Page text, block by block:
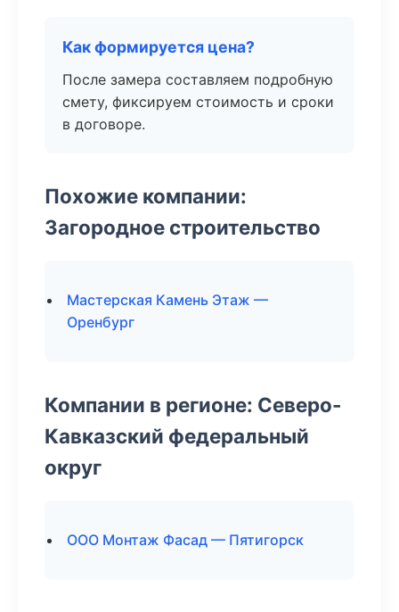
Как формируется цена?
После замера составляем подробную
смету, фиксируем стоимость и сроки
в договоре.
Похожие компании:
Загородное строительство
Мастерская Камень Этаж —
Оренбург
Компании в регионе: Северо-
Кавказский федеральный
округ
ООО Монтаж Фасад — Пятигорск